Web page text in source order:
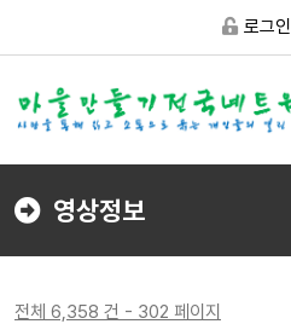
로그인
영상정보
전체 6,358 건 - 302 페이지